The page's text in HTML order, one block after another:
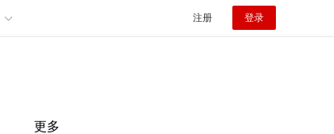
注册 登录
更多